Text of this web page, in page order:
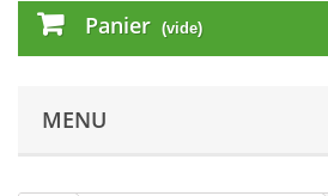
Panier (vide)
MENU